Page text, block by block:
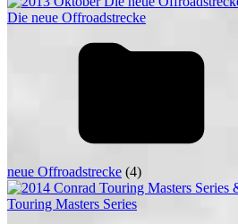
neue Offroadstrecke (4)